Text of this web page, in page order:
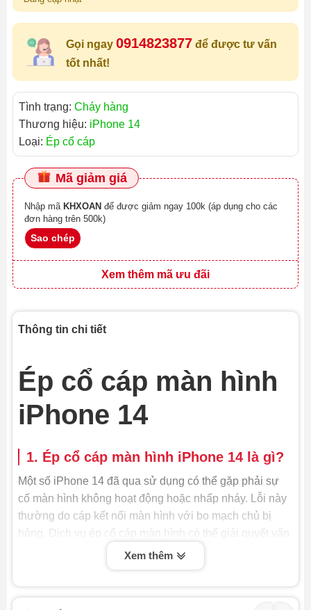
Gọi ngay 0914823877 để được tư vấn
tốt nhất!
Tình trạng: Cháy hàng
Thương hiệu: iPhone 14
Loại: Ép cổ cáp
Mã giảm giá
Nhập mã KHXOAN
đơn hàng trên 500k)
Sao chép
Xem thêm mã ưu đãi
Thông tin chi tiết
Ép cổ cáp màn hình
iPhone 14
1. Ép cổ cáp màn hình iPhone 14 là gì?
Một số iPhone 14 đã qua sử dụng có thể gặp phải sự
cố màn hình không hoạt động hoặc nhấp nháy. Lỗi này
thường do cáp kết nối màn hình với bo mạch chủ bị
hỏng. Dịch vụ ép cổ cáp màn hình có thể giải quyết vấn
nhằm khôi phục hoặc thay thế cáp kết nối giữa màn
Xem thêm